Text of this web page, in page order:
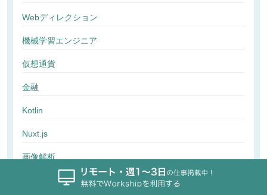
Webディレクション
機械学習エンジニア
仮想通貨
金融
Kotlin
Nuxt.js
画像解析